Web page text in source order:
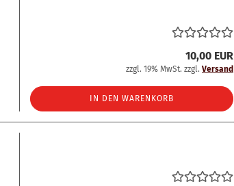
10,00 EUR
zzgl. 19% MwSt. zzgl. Versand
IN DEN WARENKORB